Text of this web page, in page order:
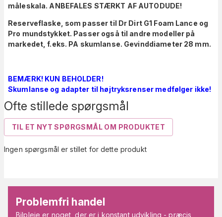
Ofte stillede spørgsmål
TIL ET NYT SPØRGSMÅL OM PRODUKTET
Ingen spørgsmål er stillet for dette produkt
måleskala. ANBEFALES STÆRKT AF AUTODUDE!
Reserveflaske, som passer til Dr Dirt G1 Foam Lance og
Pro mundstykket. Passer også til andre modeller på
markedet, f.eks. PA skumlanse. Gevinddiameter 28 mm.
BEMÆRK! KUN BEHOLDER!
Skumlanse og adapter til højtryksrenser medfølger ikke!
Problemfri handel
Bilpleje er noget, der er i konstant udvikling - præcis